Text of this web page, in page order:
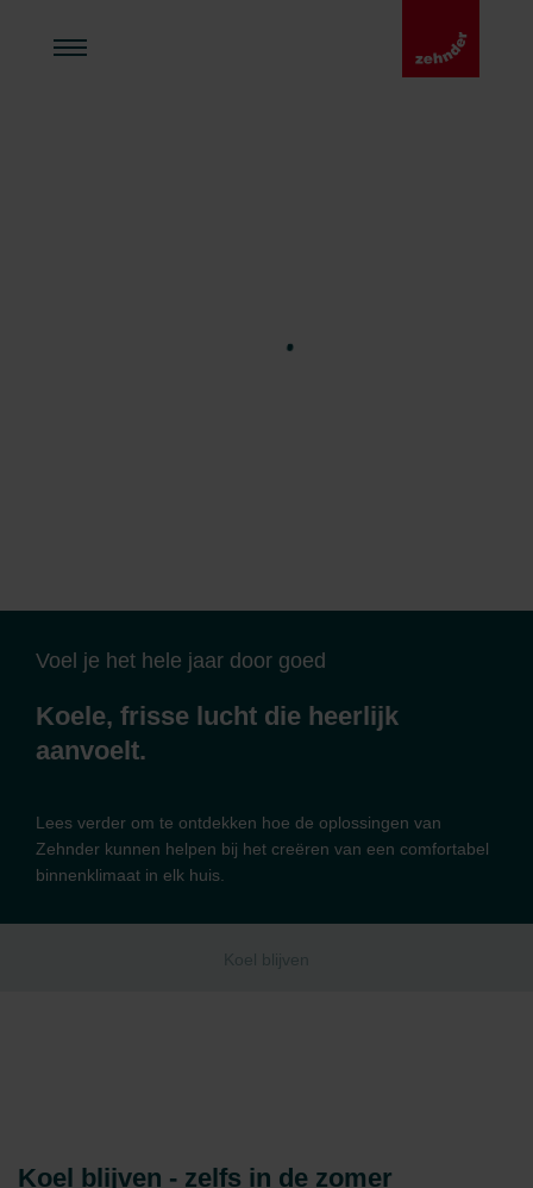
Voel je het hele jaar door goed
Koele, frisse lucht die heerlijk
aanvoelt.
Lees verder om te ontdekken hoe de oplossingen van
Zehnder kunnen helpen bij het creëren van een comfortabel
binnenklimaat in elk huis.
Koel blijven
Koel blijven - zelfs in de zomer